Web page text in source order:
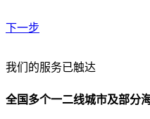
下一步
贵公司预算范围是？
我们的服务已触达
全国多个一二线城市及部分